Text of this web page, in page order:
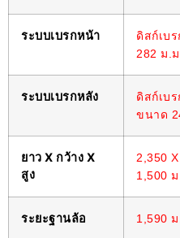
ระบบเบรกหน้า
ดิสก์เบ
282 ม.ม.
ระบบเบรกหลัง
ดิสก์เบร
ขนาด
ยาว X กว้าง X
สูง
2,350
1,500 ม
ระยะฐานล้อ 1,590 ม